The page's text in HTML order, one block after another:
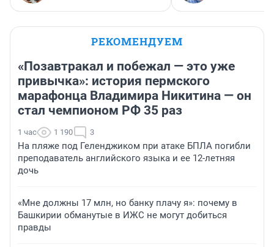
РЕКОМЕНДУЕМ
«Позавтракал и побежал — это уже
привычка»: история пермского
марафонца Владимира Никитина — он
стал чемпионом РФ 35 раз
1 час 1 190 3
На пляже под Геленджиком при атаке БПЛА погибли
преподаватель английского языка и ее 12-летняя
дочь
«Мне должны 17 млн, но банку плачу я»: почему в
Башкирии обманутые в ИЖС не могут добиться
правды